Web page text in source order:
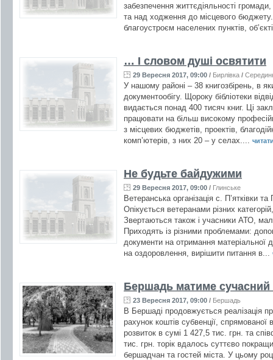
забезпечення життєдіяльності
та над ходження до місцевого
благоустроєм населених пунктів,
… І словом душі освятити
29 Вересня 2017, 09:00 / Бирлівка /
У нашому районі – 38 книгозбірень, в
документообігу. Щороку бібліотеки
видається понад 400 тисяч книг. Ці
працювати на більш високому
з місцевих бюджетів, проектів,
комп’ютерів, з них 20 – у селах....
Не будьте байдужими
29 Вересня 2017, 09:00 / Глинське
Ветеранська організація с. П’ятківки
Опікується ветеранами різних
Звертаються також і учасники АТО,
Приходять із різними проблемами:
документи на отримання матеріальної
на оздоровлення, вирішити питання в...
Бершадь матиме сучасний
23 Вересня 2017, 09:00 / Бершадь
В Бершаді продовжується реалізація
рахунок коштів субвенції, спрямованої
розвиток в сумі 1 427,5 тис. грн. та
тис. грн. торік вдалось суттєво
бершадчан та гостей міста. У цьому